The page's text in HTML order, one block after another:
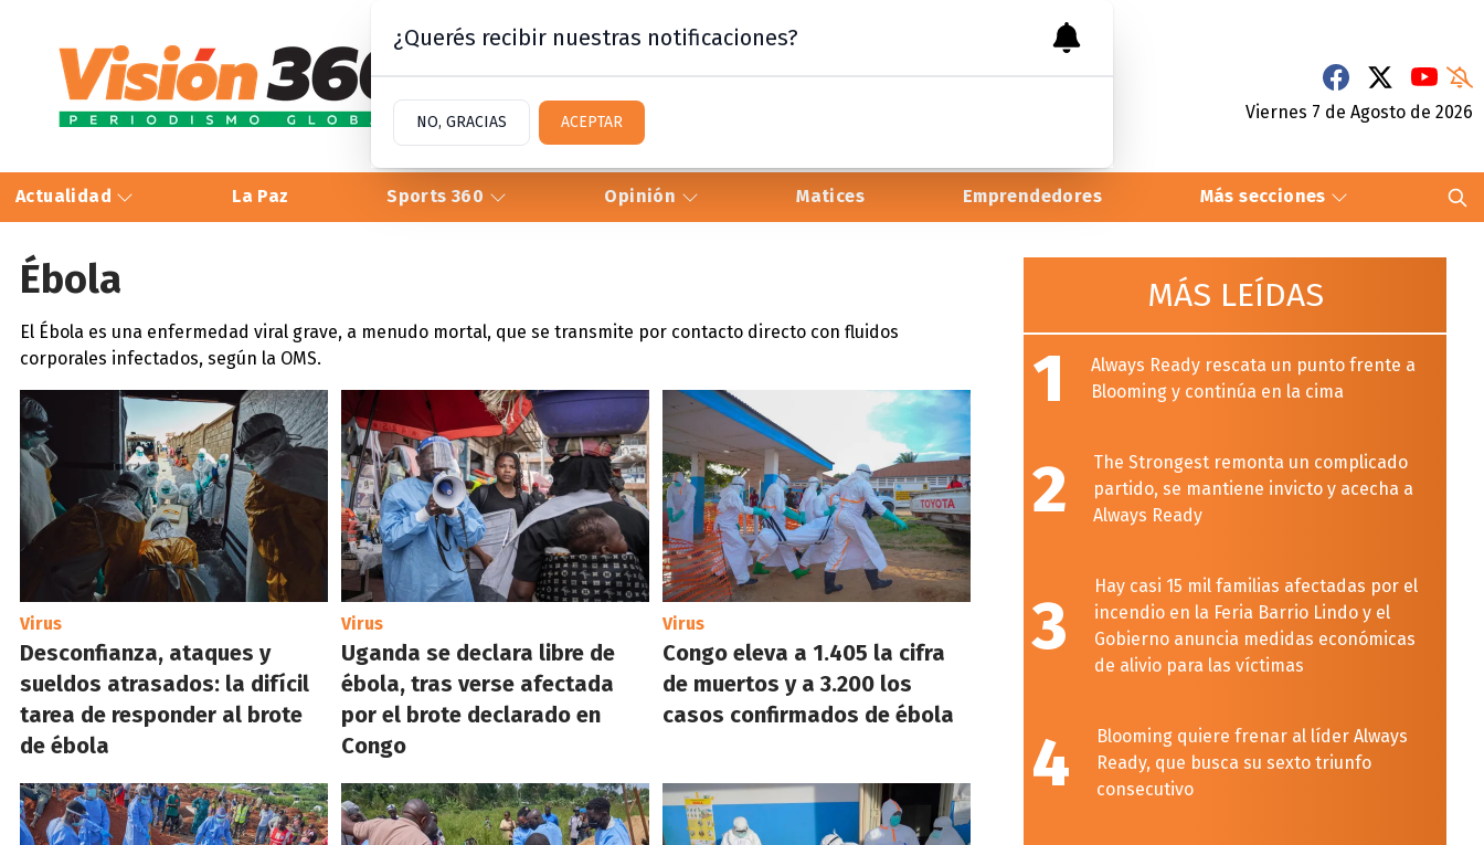
Viernes 7 de Agosto de 2026
Actualidad La Paz Sports 360 Opinión Matices Emprendedores Más secciones
Ébola
El Ébola es una enfermedad viral grave, a menudo mortal, que se transmite por contacto directo con fluidos
corporales infectados, según la OMS.
Virus
Desconfianza, ataques y
sueldos atrasados: la difícil
tarea de responder al brote
de ébola
Virus
Uganda se declara libre de
ébola, tras verse afectada
por el brote declarado en
Congo
Virus
Congo eleva a 1.405 la cifra
de muertos y a 3.200 los
casos confirmados de ébola
MÁS LEÍDAS
1
Always Ready rescata un punto frente a
Blooming y continúa en la cima
2
The Strongest remonta un complicado
partido, se mantiene invicto y acecha a
Always Ready
3
Hay casi 15 mil familias afectadas por el
incendio en la Feria Barrio Lindo y el
Gobierno anuncia medidas económicas
de alivio para las víctimas
4
Blooming quiere frenar al líder Always
Ready, que busca su sexto triunfo
consecutivo
¿Querés recibir nuestras notificaciones?
NO, GRACIAS ACEPTAR